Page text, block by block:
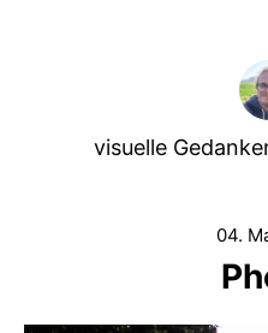
visuelle
04.